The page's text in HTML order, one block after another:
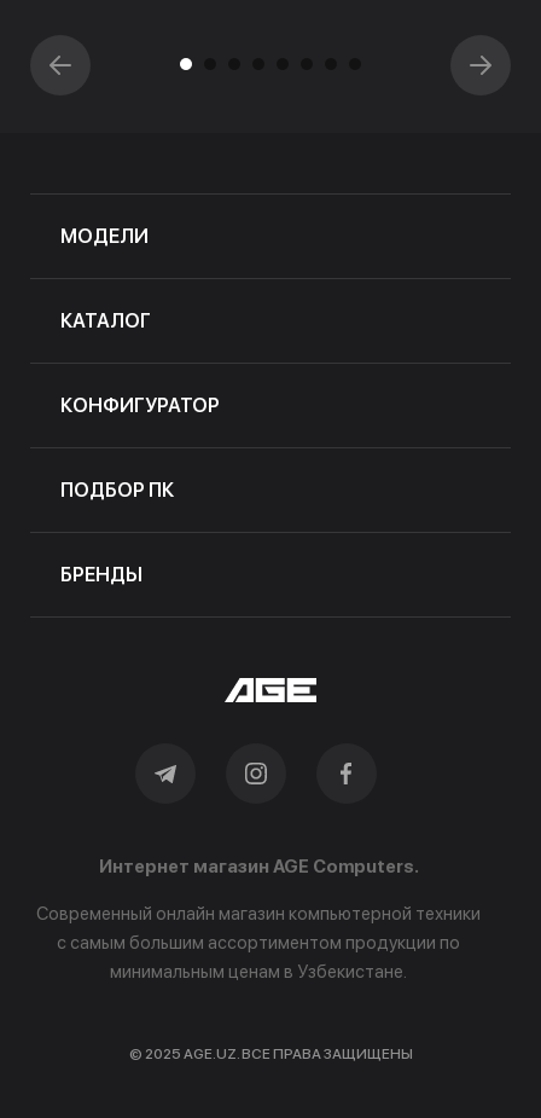
МОДЕЛИ
КАТАЛОГ
КОНФИГУРАТОР
ПОДБОР ПК
БРЕНДЫ
Интернет магазин AGE Computers.
Современный онлайн магазин компьютерной техники
с самым большим ассортиментом продукции по
минимальным ценам в Узбекистане.
© 2025 AGE.UZ. ВСЕ ПРАВА ЗАЩИЩЕНЫ